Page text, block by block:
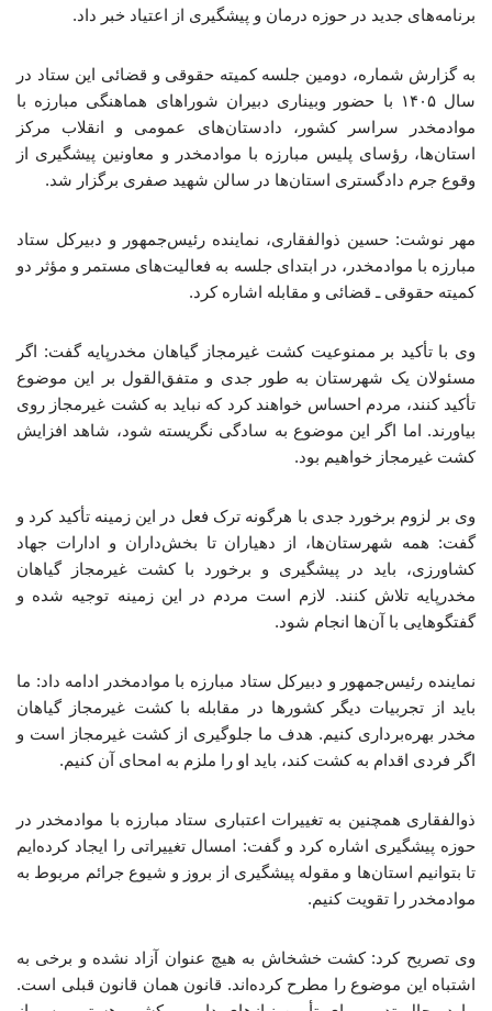
برنامه‌های جدید در حوزه درمان و پیشگیری از اعتیاد خبر داد.
به گزارش شماره، دومین جلسه کمیته حقوقی و قضائی این ستاد در
سال ۱۴۰۵ با حضور وبیناری دبیران شوراهای هماهنگی مبارزه با
موادمخدر سراسر کشور، دادستان‌های عمومی و انقلاب مرکز
استان‌ها، رؤسای پلیس مبارزه با موادمخدر و معاونین پیشگیری از
وقوع جرم دادگستری استان‌ها در سالن شهید صفری برگزار شد.
مهر نوشت: حسین ذوالفقاری، نماینده رئیس‌جمهور و دبیرکل ستاد
مبارزه با موادمخدر، در ابتدای جلسه به فعالیت‌های مستمر و مؤثر دو
کمیته حقوقی ـ قضائی و مقابله اشاره کرد.
وی با تأکید بر ممنوعیت کشت غیرمجاز گیاهان مخدرپایه گفت: اگر
مسئولان یک شهرستان به طور جدی و متفق‌القول بر این موضوع
تأکید کنند، مردم احساس خواهند کرد که نباید به کشت غیرمجاز روی
بیاورند. اما اگر این موضوع به سادگی نگریسته شود، شاهد افزایش
کشت غیرمجاز خواهیم بود.
وی بر لزوم برخورد جدی با هرگونه ترک فعل در این زمینه تأکید کرد و
گفت: همه شهرستان‌ها، از دهیاران تا بخش‌داران و ادارات جهاد
کشاورزی، باید در پیشگیری و برخورد با کشت غیرمجاز گیاهان
مخدرپایه تلاش کنند. لازم است مردم در این زمینه توجیه شده و
گفتگوهایی با آن‌ها انجام شود.
نماینده رئیس‌جمهور و دبیرکل ستاد مبارزه با موادمخدر ادامه داد: ما
باید از تجربیات دیگر کشورها در مقابله با کشت غیرمجاز گیاهان
مخدر بهره‌برداری کنیم. هدف ما جلوگیری از کشت غیرمجاز است و
اگر فردی اقدام به کشت کند، باید او را ملزم به امحای آن کنیم.
ذوالفقاری همچنین به تغییرات اعتباری ستاد مبارزه با موادمخدر در
حوزه پیشگیری اشاره کرد و گفت: امسال تغییراتی را ایجاد کرده‌ایم
تا بتوانیم استان‌ها و مقوله پیشگیری از بروز و شیوع جرائم مربوط به
موادمخدر را تقویت کنیم.
وی تصریح کرد: کشت خشخاش به هیچ عنوان آزاد نشده و برخی به
اشتباه این موضوع را مطرح کرده‌اند. قانون همان قانون قبلی است.